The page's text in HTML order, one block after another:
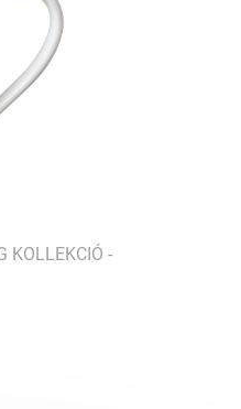
KOLLEKCIÓ -